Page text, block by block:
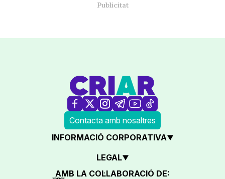
Contacta amb nosaltres
INFORMACIÓ CORPORATIVA
LEGAL
AMB LA COL·LABORACIÓ DE: